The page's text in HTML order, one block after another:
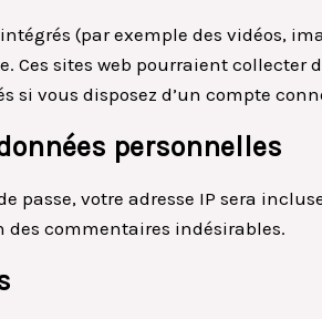
(par exemple des vidéos,
sites web pourraient
vous disposez d’un compte
personnelles
passe, votre adresse IP sera
des commentaires indésirables.